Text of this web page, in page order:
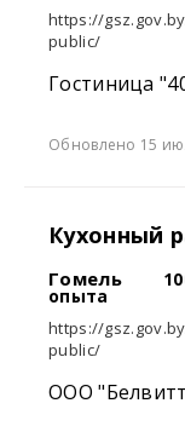
https://
public/
Гостиница
Обновлено 15
Кухонный
Гомель
опыта
https://
public/
ООО